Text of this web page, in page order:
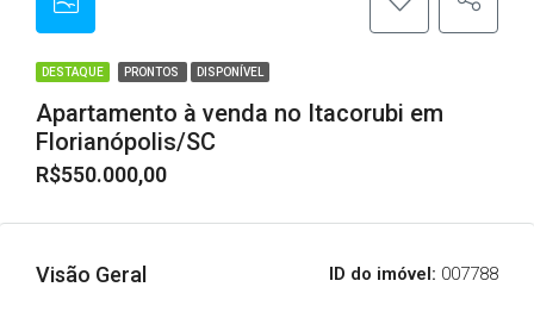
DESTAQUE PRONTOS DISPONÍVEL
Apartamento à venda no Itacorubi em
Florianópolis/SC
R$550.000,00
Visão Geral ID do imóvel: 007788